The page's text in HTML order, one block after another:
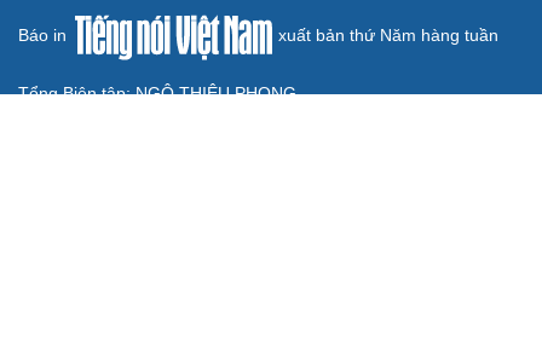
ĐBQH đề xuất nhiều giải pháp hoàn thiện Luật phòng
chống vũ khí hủy diệt hàng loạt